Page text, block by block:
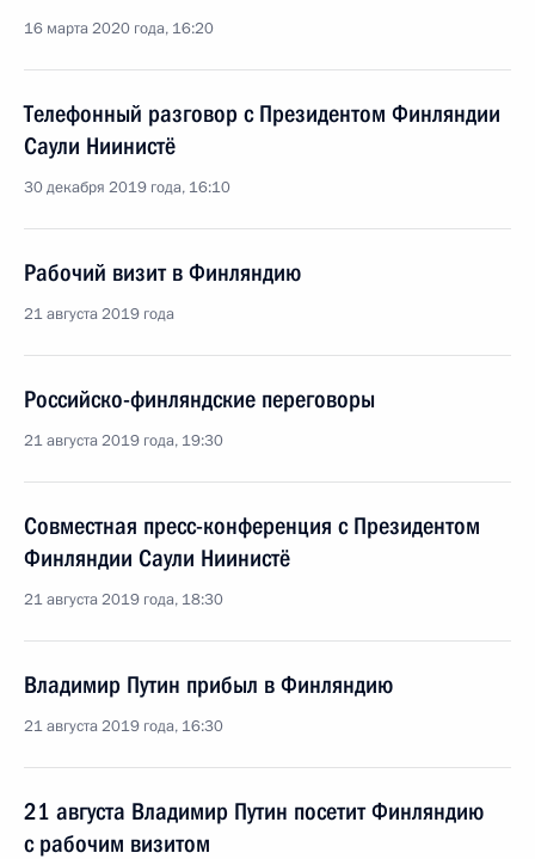
16 марта 2020 года, 16:20
Телефонный разговор с Президентом Финляндии
Саули Ниинистё
30 декабря 2019 года, 16:10
Рабочий визит в Финляндию
21 августа 2019 года
Российско-финляндские переговоры
21 августа 2019 года, 19:30
Совместная пресс-конференция с Президентом
Финляндии Саули Ниинистё
21 августа 2019 года, 18:30
Владимир Путин прибыл в Финляндию
21 августа 2019 года, 16:30
21 августа Владимир Путин посетит Финляндию
с рабочим визитом